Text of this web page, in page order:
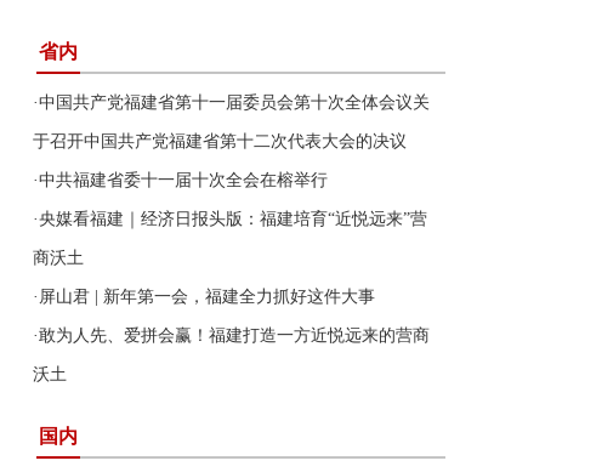
省内
·中国共产党福建省第十一届委员会第十次全体会议关
于召开中国共产党福建省第十二次代表大会的决议
·中共福建省委十一届十次全会在榕举行
·央媒看福建｜经济日报头版：福建培育“近悦远来”营
商沃土
· 屏山君 | 新年第一会，福建全力抓好这件大事
·敢为人先、爱拼会赢！福建打造一方近悦远来的营商
沃土
国内